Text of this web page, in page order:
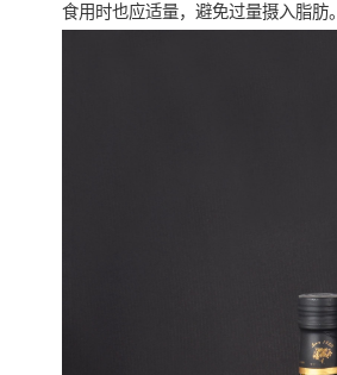
食用时也应适量，避免过量摄入脂肪。